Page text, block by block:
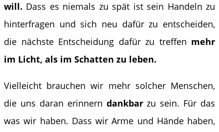
will. Dass es niemals zu spät ist sein Handeln zu
hinterfragen und sich neu dafür zu entscheiden,
die nächste Entscheidung dafür zu treffen mehr
im Licht, als im Schatten zu leben.
Vielleicht brauchen wir mehr solcher Menschen,
die uns daran erinnern dankbarzu sein. Für das
was wir haben. Dass wir Arme und Hände haben,